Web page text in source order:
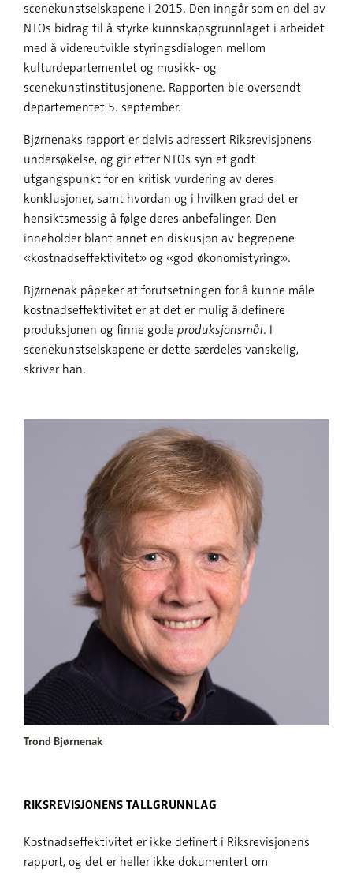
scenekunstselskapene i 2015. Den inngår som en del av
NTOs bidrag til å styrke kunnskapsgrunnlaget i arbeidet
med å videreutvikle styringsdialogen mellom
kulturdepartementet og musikk- og
scenekunstinstitusjonene. Rapporten ble oversendt
departementet 5. september.
Bjørnenaks rapport er delvis adressert Riksrevisjonens
undersøkelse, og gir etter NTOs syn et godt
utgangspunkt for en kritisk vurdering av deres
konklusjoner, samt hvordan og i hvilken grad det er
hensiktsmessig å følge deres anbefalinger. Den
inneholder blant annet en diskusjon av begrepene
«kostnadseffektivitet» og «god økonomistyring».
Bjørnenak påpeker at forutsetningen for å kunne måle
kostnadseffektivitet er at det er mulig å definere
produksjonen og finne gode produksjonsmål. I
scenekunstselskapene er dette særdeles vanskelig,
skriver han.
Trond Bjørnenak
RIKSREVISJONENS TALLGRUNNLAG
Kostnadseffektivitet er ikke definert i Riksrevisjonens
rapport, og det er heller ikke dokumentert om